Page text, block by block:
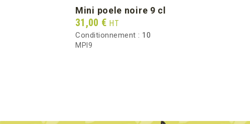
mini poele noire 9 cl
Prix
31,00 € HT
Conditionnement : 10
MPI9